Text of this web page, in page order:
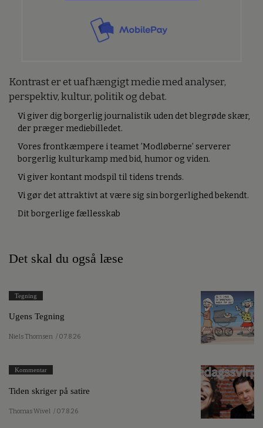
Kontrast er et uafhængigt medie med analyser,
perspektiv, kultur, politik og debat.
Vi giver dig borgerlig journalistik uden det blegrøde skær,
der præger mediebilledet.
Vores frontkæmpere i teamet ’Modløberne’ serverer
borgerlig kulturkamp med bid, humor og viden.
Vi giver kontant modspil til tidens trends.
Vi gør det attraktivt at være sig sin borgerlighed bekendt.
Dit borgerlige fællesskab
Det skal du også læse
Tegning
Ugens Tegning
Niels Thomsen / 07.8.26
Kommentar
Tiden skriger på satire
Thomas Wivel / 07.8.26